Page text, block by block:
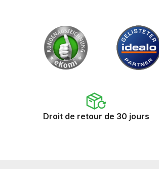
Droit de retour de 30 jours